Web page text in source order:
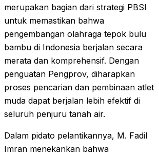
merupakan bagian dari strategi PBSI
untuk memastikan bahwa
pengembangan olahraga tepok bulu
bambu di Indonesia berjalan secara
merata dan komprehensif. Dengan
penguatan Pengprov, diharapkan
proses pencarian dan pembinaan atlet
muda dapat berjalan lebih efektif di
seluruh penjuru tanah air.
Dalam pidato pelantikannya, M. Fadil
Imran menekankan bahwa